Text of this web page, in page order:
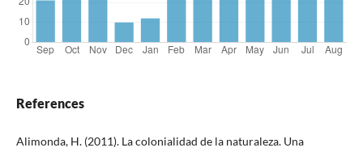
References
Alimonda, H. (2011). La colonialidad de la naturaleza. Una